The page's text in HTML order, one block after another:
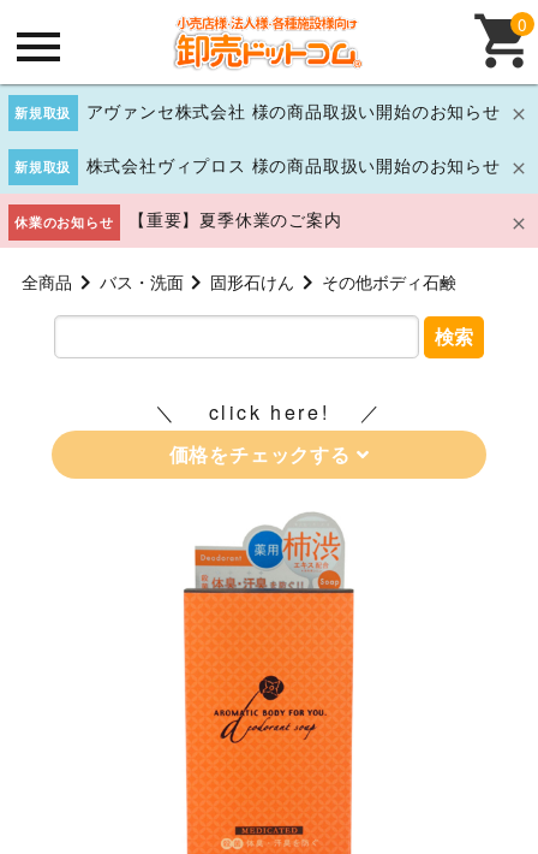
新規取扱 アヴァンセ株式会社 様の商品取扱い開始のお知らせ
新規取扱 株式会社ヴィプロス 様の商品取扱い開始のお知らせ
休業のお知らせ 【重要】夏季休業のご案内
0
全商品 バス・洗面 固形石けん その他ボディ石鹸
検索
click here!
価格をチェックする